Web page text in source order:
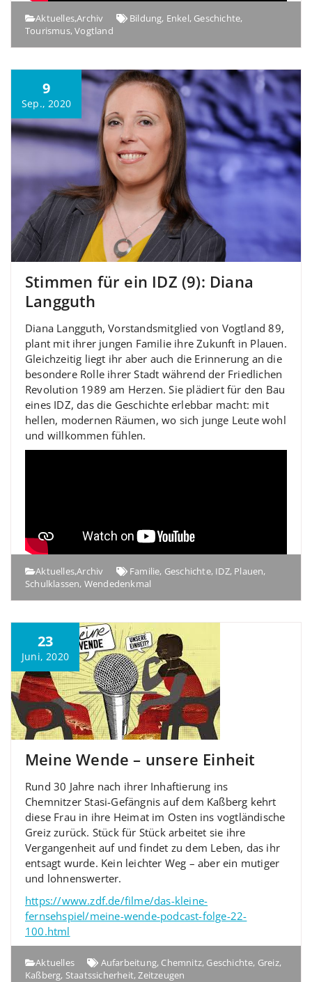
Aktuelles,Archiv Bildung, Enkel, Geschichte,
Tourismus,Vogtland
9
Sep., 2020
Stimmen für ein IDZ (9): Diana
Langguth
Diana Langguth, Vorstandsmitglied von Vogtland 89,
plant mit ihrer jungen Familie ihre Zukunft in Plauen.
Gleichzeitig liegt ihr aber auch die Erinnerung an die
besondere Rolle ihrer Stadt während der Friedlichen
Revolution 1989 am Herzen. Sie plädiert für den Bau
eines IDZ, das die Geschichte erlebbar macht: mit
hellen, modernen Räumen, wo sich junge Leute wohl
und willkommen fühlen.
Aktuelles,Archiv Familie, Geschichte, IDZ, Plauen,
Schulklassen, Wendedenkmal
23
Juni, 2020
Meine Wende – unsere Einheit
Rund 30 Jahre nach ihrer Inhaftierung ins
Chemnitzer Stasi-Gefängnis auf dem Kaßberg kehrt
diese Frau in ihre Heimat im Osten ins vogtländische
Greiz zurück. Stück für Stück arbeitet sie ihre
Vergangenheit auf und findet zu dem Leben, das ihr
entsagt wurde. Kein leichter Weg – aber ein mutiger
und lohnenswerter.
https://www.zdf.de/filme/das-kleine-
fernsehspiel/meine-wende-podcast-folge-22-
100.html
Aktuelles Aufarbeitung, Chemnitz, Geschichte, Greiz,
Kaßberg, Staatssicherheit,Zeitzeugen